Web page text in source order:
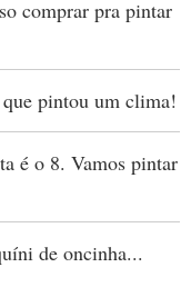
comprar pra pintar
pintou um clima!
é o 8. Vamos pintar
de oncinha...